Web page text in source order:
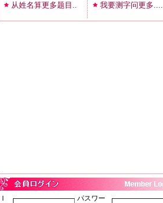
从姓名算更多题目..
我要测字问更多....
Ｉ
パスワー